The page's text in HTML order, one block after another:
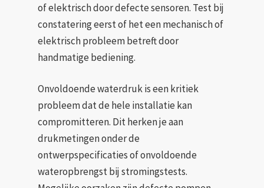
of elektrisch door defecte sensoren. Test bij
constatering eerst of het een mechanisch of
elektrisch probleem betreft door
handmatige bediening.
Onvoldoende waterdruk is een kritiek
probleem dat de hele installatie kan
compromitteren. Dit herken je aan
drukmetingen onder de
ontwerpspecificaties of onvoldoende
wateropbrengst bij stromingstests.